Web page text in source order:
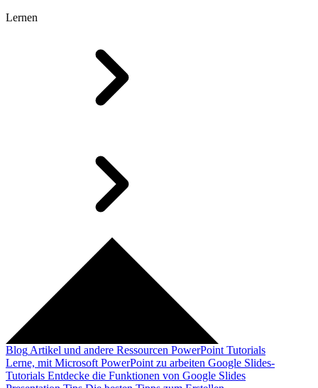
Lernen
Blog Artikel und andere Ressourcen PowerPoint Tutorials
Lerne, mit Microsoft PowerPoint zu arbeiten Google Slides-
Tutorials Entdecke die Funktionen von Google Slides